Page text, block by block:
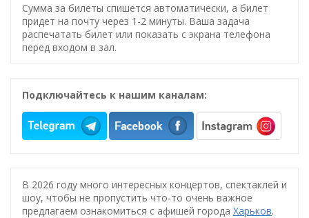
Сумма за билеты спишется автоматически, а билет
придет на почту через 1-2 минуты. Ваша задача
распечатать билет или показать с экрана телефона
перед входом в зал.
Подключайтесь к нашим каналам:
В 2026 году много интересных концертов, спектаклей и
шоу, чтобы не пропустить что-то очень важное
предлагаем ознакомиться с афишей города Харьков.